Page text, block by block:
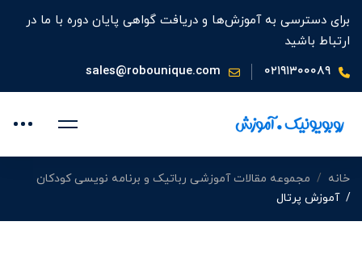
برای دسترسی به آموزش‌ها و دریافت گواهی پایان دوره با ما در
ارتباط باشید
۰۲۱۹۱۳۰۰۰۸۹
sales@robounique.com
خانه
مجموعه مقالات آموزشی رباتیک و برنامه نویسی کودکان
آموزش پرتال